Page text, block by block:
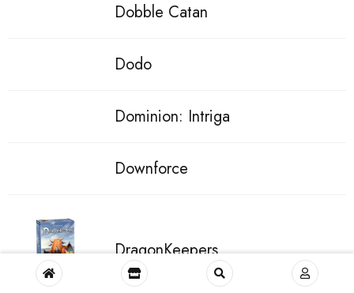
Dobble Catan
Dodo
Dominion: Intriga
Downforce
DragonKeepers